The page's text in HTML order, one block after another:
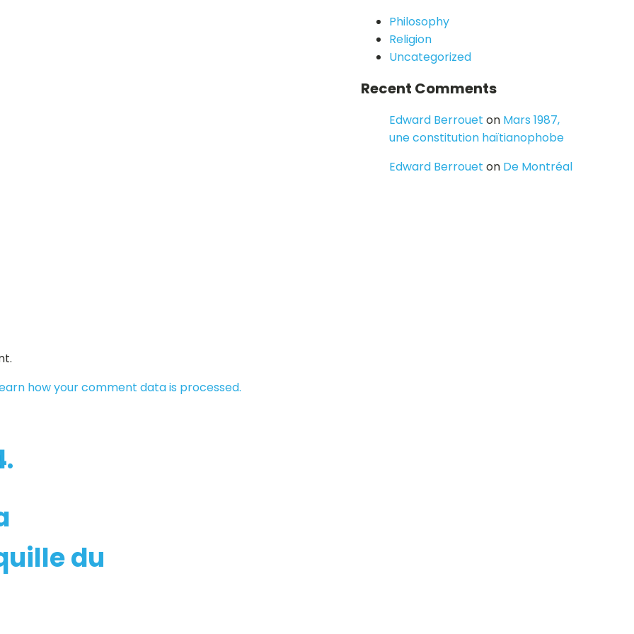
Philosophy
Religion
Uncategorized
Recent Comments
Edward Berrouet on Mars 1987,
une constitution haïtianophobe
Edward Berrouet on De Montréal
how your comment data is processed.
du